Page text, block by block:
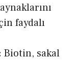
faydalı
Biotin, sakal